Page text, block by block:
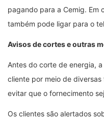
pagando para a Cemig. Em
também pode ligar para o
Avisos de cortes e outras
Antes do corte de energia,
cliente por meio de
evitar que o fornecimento
Os clientes são alertados